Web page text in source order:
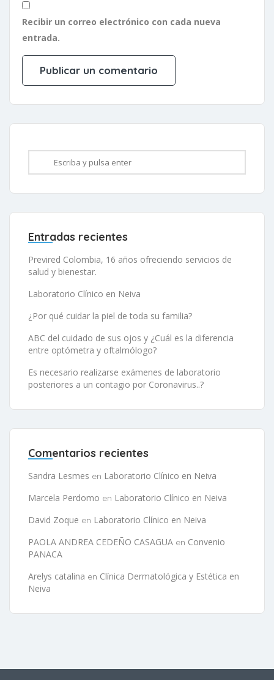
Recibir un correo electrónico con cada nueva
entrada.
Entradas recientes
Previred Colombia, 16 años ofreciendo servicios de
salud y bienestar.
Laboratorio Clínico en Neiva
¿Por qué cuidar la piel de toda su familia?
ABC del cuidado de sus ojos y ¿Cuál es la diferencia
entre optómetra y oftalmólogo?
Es necesario realizarse exámenes de laboratorio
posteriores a un contagio por Coronavirus..?
Comentarios recientes
Sandra Lesmes en Laboratorio Clínico en Neiva
Marcela Perdomo en Laboratorio Clínico en Neiva
David Zoque en Laboratorio Clínico en Neiva
PAOLA ANDREA CEDEÑO CASAGUA en Convenio
PANACA
Arelys catalina en Clínica Dermatológica y Estética en
Neiva